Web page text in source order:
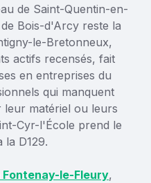
de Saint-Quentin-en-
Bois-d'Arcy reste la
le-Bretonneux,
actifs recensés, fait
en entreprises du
qui manquent
leur matériel ou leurs
Cyr-l'École prend le
la D129.
le-Fleury,